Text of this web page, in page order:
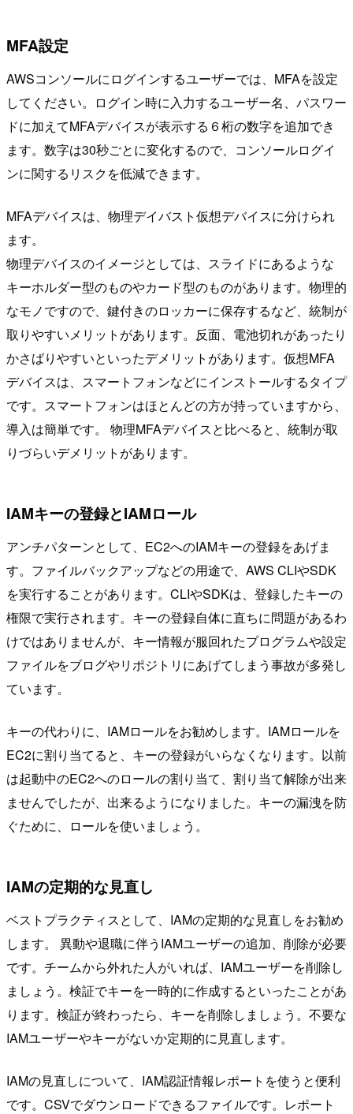
MFA設定
AWSコンソールにログインするユーザーでは、MFAを設定
してください。ログイン時に入力するユーザー名、パスワー
ドに加えてMFAデバイスが表示する６桁の数字を追加でき
ます。数字は30秒ごとに変化するので、コンソールログイ
ンに関するリスクを低減できます。
MFAデバイスは、物理デイバスト仮想デバイスに分けられ
ます。
物理デバイスのイメージとしては、スライドにあるような
キーホルダー型のものやカード型のものがあります。物理的
なモノですので、鍵付きのロッカーに保存するなど、統制が
取りやすいメリットがあります。反面、電池切れがあったり
かさばりやすいといったデメリットがあります。仮想MFA
デバイスは、スマートフォンなどにインストールするタイプ
です。スマートフォンはほとんどの方が持っていますから、
導入は簡単です。 物理MFAデバイスと比べると、統制が取
りづらいデメリットがあります。
IAMキーの登録とIAMロール
アンチパターンとして、EC2へのIAMキーの登録をあげま
す。ファイルバックアップなどの用途で、AWS CLIやSDK
を実行することがあります。CLIやSDKは、登録したキーの
権限で実行されます。キーの登録自体に直ちに問題があるわ
けではありませんが、キー情報が服回れたプログラムや設定
ファイルをブログやリポジトリにあげてしまう事故が多発し
ています。
キーの代わりに、IAMロールをお勧めします。IAMロールを
EC2に割り当てると、キーの登録がいらなくなります。以前
は起動中のEC2へのロールの割り当て、割り当て解除が出来
ませんでしたが、出来るようになりました。キーの漏洩を防
ぐために、ロールを使いましょう。
IAMの定期的な見直し
ベストプラクティスとして、IAMの定期的な見直しをお勧め
します。 異動や退職に伴うIAMユーザーの追加、削除が必要
です。チームから外れた人がいれば、IAMユーザーを削除し
ましょう。検証でキーを一時的に作成するといったことがあ
ります。検証が終わったら、キーを削除しましょう。不要な
IAMユーザーやキーがないか定期的に見直します。
IAMの見直しについて、IAM認証情報レポートを使うと便利
です。CSVでダウンロードできるファイルです。レポート